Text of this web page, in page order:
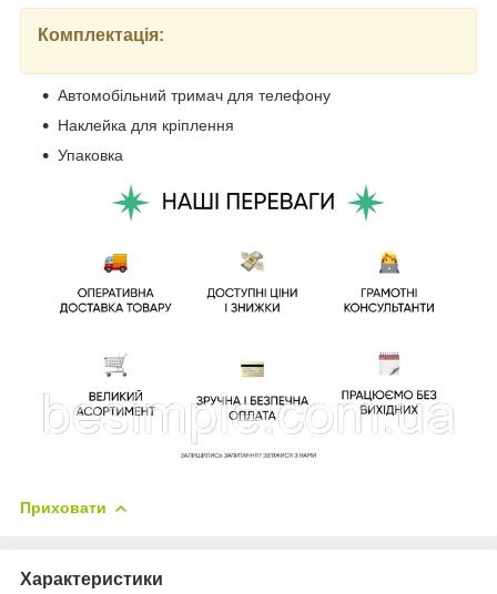
Комплектація:
Автомобільний тримач для телефону
Наклейка для кріплення
Упаковка
Приховати
Характеристики